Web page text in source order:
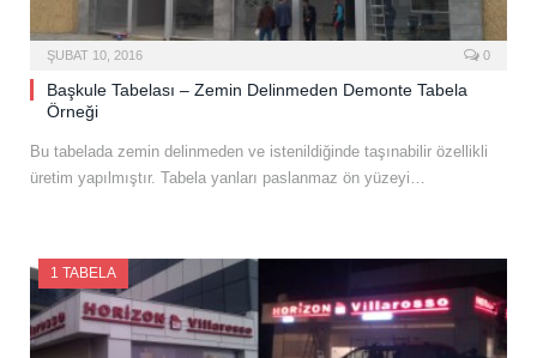
ŞUBAT 10, 2016 0
Başkule Tabelası – Zemin Delinmeden Demonte Tabela
Örneği
Bu tabelada zemin delinmeden ve istenildiğinde taşınabilir özellikli
üretim yapılmıştır. Tabela yanları paslanmaz ön yüzeyi…
1 TABELA